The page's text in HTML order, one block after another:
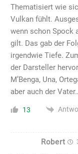
Thematisiert wie
Vulkan fühlt.
wenn schon Spock
gilt. Das gab der
irgendwie Tiefe.
der Darsteller
M’Benga, Una,
aber auch der Vater
13
Robert